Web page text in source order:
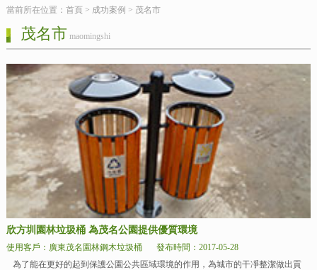
當前所在位置： 首頁> 成功案例 > 茂名市
茂名市 maomingshi
欣方圳園林垃圾桶 為茂名公園提供優質環境
使用客戶：廣東茂名園林鋼木垃圾桶
發布時間：2017-05-28
為了能在更好的起到保護公園公共區域環境的作用，為城市的干凈整潔做出貢